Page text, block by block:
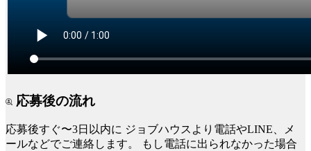
応募後の流れ
応募後すぐ〜3日以内に ジョブハウスより電話やLINE、メ
ールなどでご連絡します。
もし電話に出られなかった場合